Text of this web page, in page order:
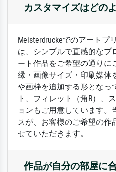
カスタマイズはどの
Meisterdruckeでのアートプ
は、シンプルで直感的なプ
ート作品をご希望の通りに
縁・画像サイズ・印刷媒体
や画枠を追加する形となっ
ト、フィレット（角R）、
ョンもご用意しています
スが、お客様のご希望の作
せていただきます。
作品が自分の部屋に